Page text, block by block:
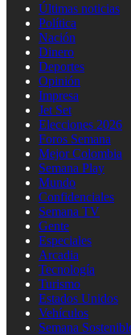
Últimas noticias
Política
Nación
Dinero
Deportes
Opinión
Impresa
Jet Set
Elecciones 2026
Foros Semana
Mejor Colombia
Semana Play
Mundo
Confidenciales
Semana TV
Gente
Especiales
Arcadia
Tecnología
Turismo
Estados Unidos
Vehículos
Semana